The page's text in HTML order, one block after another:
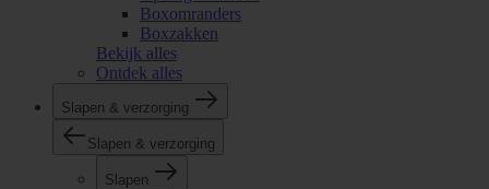
Boxomranders
Boxzakken
Bekijk alles
Ontdek alles
Slapen & verzorging
Slapen & verzorging
Slapen